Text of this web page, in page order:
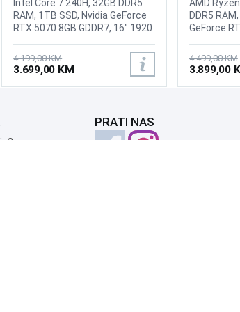
Intel Core 7 240H, 32GB DDR5
RAM, 1TB SSD, Nvidia GeForce
RTX 5070 8GB GDDR7, 16" 1920
display, WebCam FHD, WiFi 6,
Bluetooth 5.3, HDMI 2.1, 2x USB
3.2 Type-A, 2x USB Type-C,
headphone/microphone
pozadinskim osvjetljenjem,
Battery: 63Wh, Težina: 1.95kg,
Boja: Siva, FreeDos
4.199,00 KM
3.699,00 KM
AMD
DDR5
GeForce
500nits,
WebCam
shutter,
5.4, LAN,
10Gbps /
Always
10Gbps /
4.499,00 KM
3.899,00
PRATI NAS